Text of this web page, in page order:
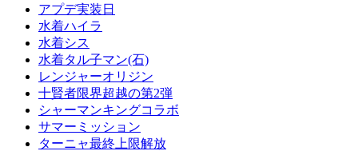
アプデ実装日
水着ハイラ
水着シス
水着タル子マン(石)
レンジャーオリジン
十賢者限界超越の第2弾
シャーマンキングコラボ
サマーミッション
ターニャ最終上限解放